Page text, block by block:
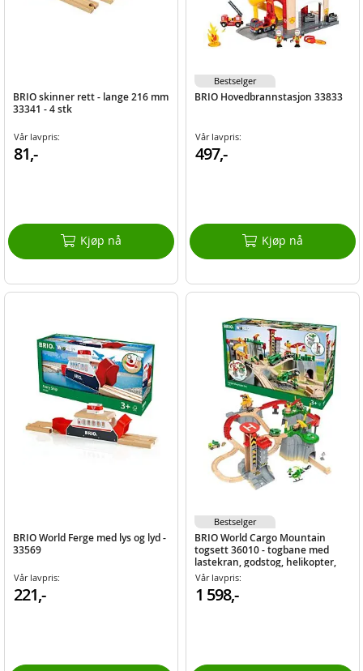
BRIO skinner rett - lange 216 mm
33341 - 4 stk
Vår lavpris:
81,-
Kjøp nå
BRIO Hovedbrannstasjon 33833
Vår lavpris:
497,-
Kjøp nå
Bestselger
BRIO World Ferge med lys og lyd -
33569
Vår lavpris:
221,-
BRIO World Cargo Mountain
togsett 36010 - togbane med
lastekran, godstog, helikopter,
heis og mer
Vår lavpris:
1 598,-
Bestselger